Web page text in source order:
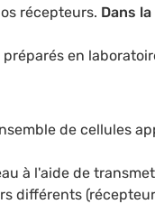
récepteurs. Dans
en
de cellules
à l'aide de
différents